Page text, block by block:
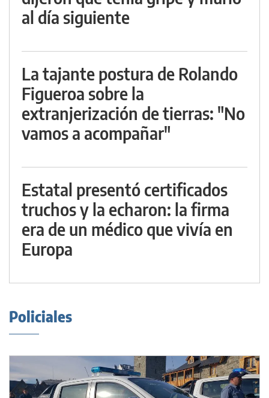
al día siguiente
La tajante postura de Rolando
Figueroa sobre la
extranjerización de tierras: "No
vamos a acompañar"
Estatal presentó certificados
truchos y la echaron: la firma
era de un médico que vivía en
Europa
Policiales